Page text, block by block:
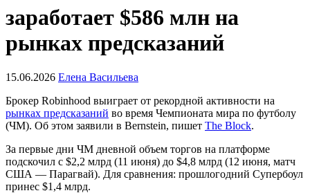
заработает $586 млн на
рынках предсказаний
15.06.2026 Елена Васильева
Брокер Robinhood выиграет от рекордной активности на
рынках предсказаний во время Чемпионата мира по футболу
(ЧМ). Об этом заявили в Bernstein, пишет The Block.
За первые дни ЧМ дневной объем торгов на платформе
подскочил с $2,2 млрд (11 июня) до $4,8 млрд (12 июня, матч
США — Парагвай). Для сравнения: прошлогодний Супербоул
принес $1,4 млрд.